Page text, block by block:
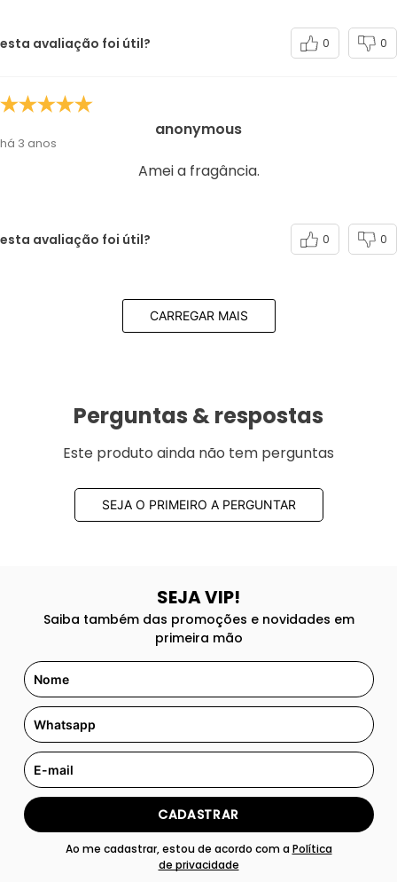
esta avaliação foi útil? 0 0
anonymous
há 3 anos
Amei a fragância.
esta avaliação foi útil? 0 0
CARREGAR MAIS
Perguntas & respostas
Este produto ainda não tem perguntas
SEJA O PRIMEIRO A PERGUNTAR
SEJA VIP!
Saiba também das promoções e novidades em
primeira mão
CADASTRAR
Ao me cadastrar, estou de acordo com aPolítica
de privacidade